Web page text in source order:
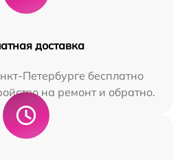
доставка
Петербурге бесплатно
на ремонт и обратно.